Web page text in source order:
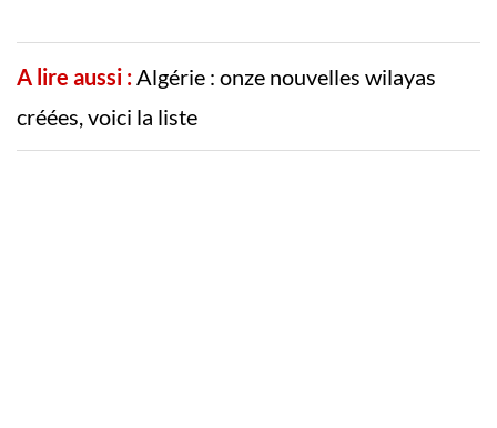
A lire aussi :Algérie : onze nouvelles wilayas
créées, voici la liste